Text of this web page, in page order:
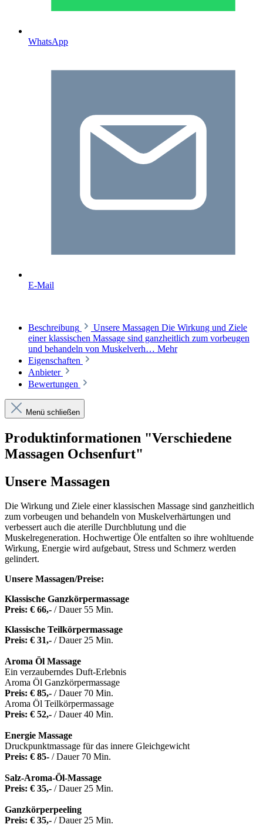
WhatsApp
E-Mail
Beschreibung
Unsere Massagen Die Wirkung und Ziele
einer klassischen Massage sind ganzheitlich zum vorbeugen
und behandeln von Muskelverh… Mehr
Eigenschaften
Anbieter
Bewertungen
Menü schließen
Produktinformationen "Verschiedene
Massagen Ochsenfurt"
Unsere Massagen
Die Wirkung und Ziele einer klassischen Massage sind ganzheitlich
zum vorbeugen und behandeln von Muskelverhärtungen und
verbessert auch die aterille Durchblutung und die
Muskelregeneration. Hochwertige Öle entfalten so ihre wohltuende
Wirkung, Energie wird aufgebaut, Stress und Schmerz werden
gelindert.
Unsere Massagen/Preise:
Klassische Ganzkörpermassage
Preis: € 66,- / Dauer 55 Min.
Klassische Teilkörpermassage
Preis: € 31,- / Dauer 25 Min.
Aroma Öl Massage
Ein verzauberndes Duft-Erlebnis
Aroma Öl Ganzkörpermassage
Preis: € 85,- / Dauer 70 Min.
Aroma Öl Teilkörpermassage
Preis: € 52,- / Dauer 40 Min.
Energie Massage
Druckpunktmassage für das innere Gleichgewicht
Preis: € 85- / Dauer 70 Min.
Salz-Aroma-Öl-Massage
Preis: € 35,- / Dauer 25 Min.
Ganzkörperpeeling
Preis: € 35,- / Dauer 25 Min.